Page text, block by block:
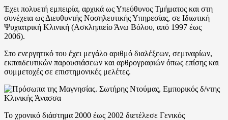
Έχει πολυετή εμπειρία, αρχικά ως Υπεύθυνος Τμήματος και στη
συνέχεια ως Διευθυντής Νοσηλευτικής Υπηρεσίας, σε Ιδιωτική
Ψυχιατρική Κλινική (Ασκληπιείο Άνω Βόλου, από 1997 έως
2006).
Στο ενεργητικό του έχει μεγάλο αριθμό διαλέξεων, σεμιναρίων,
εκπαιδευτικών παρουσιάσεων και αρθρογραφιών όπως επίσης και
συμμετοχές σε επιστημονικές μελέτες.
Το χρονικό διάστημα 2000 έως 2002 διετέλεσε Γενικός